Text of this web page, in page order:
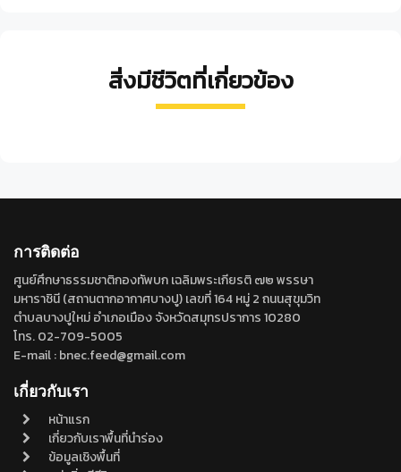
สิ่งมีชีวิตที่เกี่ยวข้อง
นก
การติดต่อ
ศูนย์ศึกษาธรรมชาติกองทัพบก เฉลิมพระเกียรติ ๗๒ พรรษา
มหาราชินี (สถานตากอากาศบางปู) เลขที่ 164 หมู่ 2 ถนนสุขุมวิท
ตำบลบางปูใหม่ อำเภอเมือง จังหวัดสมุทรปราการ 10280
โทร. 02-709-5005
E-mail : bnec.feed@gmail.com
เกี่ยวกับเรา
หน้าแรก
เกี่ยวกับเราพื้นที่นำร่อง
ข้อมูลเชิงพื้นที่